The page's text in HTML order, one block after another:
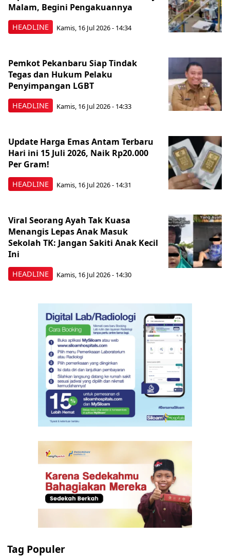
HEADLINE
Malam, Begini Pengakuannya
Kamis, 16 Jul 2026 - 14:34
HEADLINE
Pemkot Pekanbaru Siap Tindak
Tegas dan Hukum Pelaku
Penyimpangan LGBT
Kamis, 16 Jul 2026 - 14:33
HEADLINE
Update Harga Emas Antam Terbaru
Hari ini 15 Juli 2026, Naik Rp20.000
Per Gram!
Kamis, 16 Jul 2026 - 14:31
HEADLINE
Viral Seorang Ayah Tak Kuasa
Menangis Lepas Anak Masuk
Sekolah TK: Jangan Sakiti Anak Kecil
Ini
Kamis, 16 Jul 2026 - 14:30
Tag Populer